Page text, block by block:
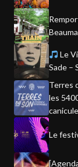
Le
Sade –
Terres
les
canicule
Le